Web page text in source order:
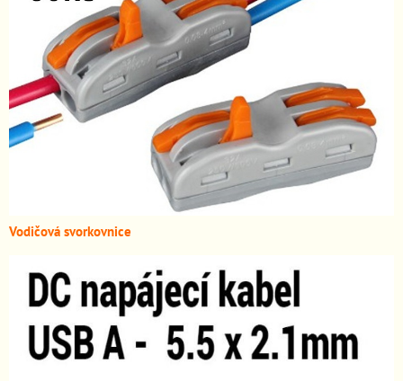
Vodičová svorkovnice